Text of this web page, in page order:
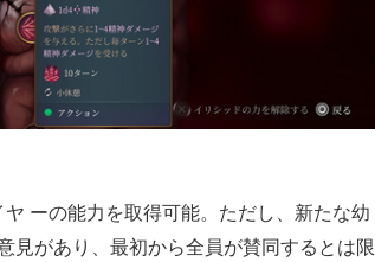
ーの能力を取得可能。ただし、新たな幼
見があり、最初から全員が賛同するとは限